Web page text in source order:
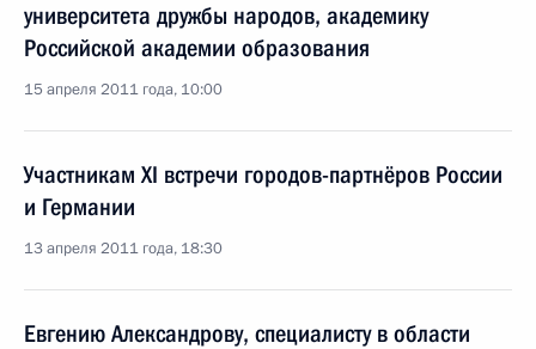
университета дружбы народов, академику
Российской академии образования
15 апреля 2011 года, 10:00
Участникам XI встречи городов-партнёров России
и Германии
13 апреля 2011 года, 18:30
Евгению Александрову, специалисту в области